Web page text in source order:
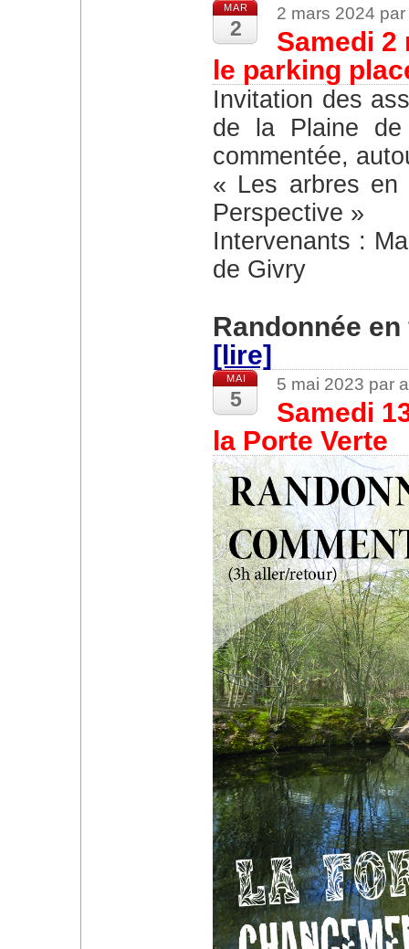
MAR
2
2 mars 2024
Samedi 2
le parking
Invitation des associations Amis des forets et Amis
de la Plaine de
commentée,
« Les arbres
Perspective »
Intervenants :
de Givry
Randonnée
[lire]
MAI
5
5 mai 2023 par
Samedi
la Porte Verte